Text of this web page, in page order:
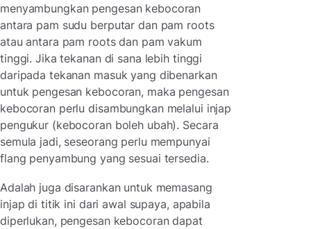
menyambungkan pengesan kebocoran
antara pam sudu berputar dan pam roots
atau antara pam roots dan pam vakum
tinggi. Jika tekanan di sana lebih tinggi
daripada tekanan masuk yang dibenarkan
untuk pengesan kebocoran, maka pengesan
kebocoran perlu disambungkan melalui injap
pengukur (kebocoran boleh ubah). Secara
semula jadi, seseorang perlu mempunyai
flang penyambung yang sesuai tersedia.
Adalah juga disarankan untuk memasang
injap di titik ini dari awal supaya, apabila
diperlukan, pengesan kebocoran dapat